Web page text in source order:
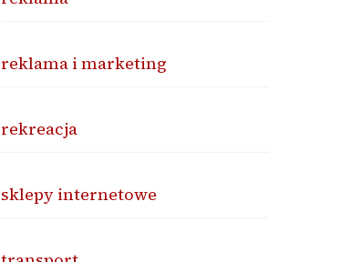
reklama i marketing
rekreacja
sklepy internetowe